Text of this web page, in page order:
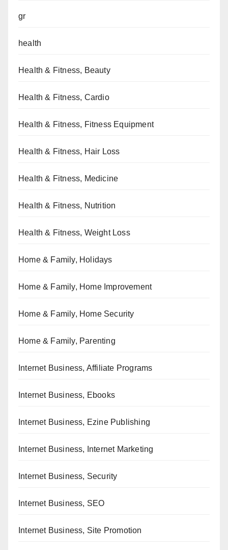
gr
health
Health & Fitness, Beauty
Health & Fitness, Cardio
Health & Fitness, Fitness Equipment
Health & Fitness, Hair Loss
Health & Fitness, Medicine
Health & Fitness, Nutrition
Health & Fitness, Weight Loss
Home & Family, Holidays
Home & Family, Home Improvement
Home & Family, Home Security
Home & Family, Parenting
Internet Business, Affiliate Programs
Internet Business, Ebooks
Internet Business, Ezine Publishing
Internet Business, Internet Marketing
Internet Business, Security
Internet Business, SEO
Internet Business, Site Promotion